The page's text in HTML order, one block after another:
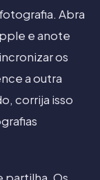
Abra
e anote
os
a outra
corrija isso